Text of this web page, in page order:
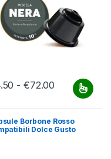
da €4.50 a €91.20
possono essere
- €72.00 Fascia di
prodotto ha più
Borbone Rosso
Dolce Gusto